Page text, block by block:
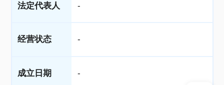
法定代表人 -
经营状态 -
成立日期 -